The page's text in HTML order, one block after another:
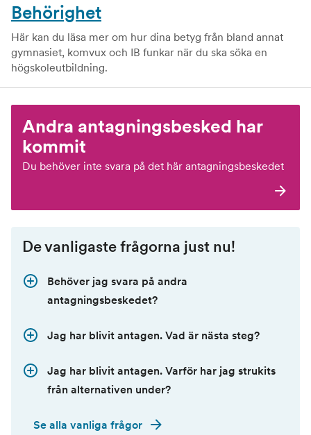
Behörighet
Här kan du läsa mer om hur dina betyg från bland annat
gymnasiet, komvux och IB funkar när du ska söka en
högskoleutbildning.
Andra antagningsbesked har
kommit
Du behöver inte svara på det här antagningsbeskedet
De vanligaste frågorna just nu!
Behöver jag svara på andra
antagningsbeskedet?
Jag har blivit antagen. Vad är nästa steg?
Jag har blivit antagen. Varför har jag strukits
från alternativen under?
Se alla vanliga frågor